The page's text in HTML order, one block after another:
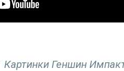
Картинки Геншин